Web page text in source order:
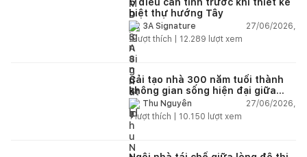
biệt thự hướng Tây
3A Signature
27/06/2026,
2lượt thích | 12.289 lượt xem
Cải tạo nhà 300 năm tuổi thành
không gian sống hiện đại giữa
thiên nhiên
Thu Nguyễn
27/06/2026,
1lượt thích | 10.150 lượt xem